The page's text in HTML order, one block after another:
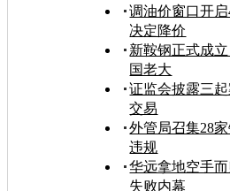
调油价窗口开
决定降价
新鞍钢正式成
国老大
证监会披露三
交易
外管局召集28
违规
华远拿地空手
失败内幕